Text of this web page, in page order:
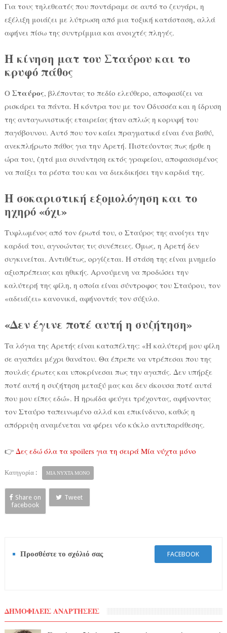
Για τους τηλεθεατές που ποντάραμε σε αυτό το ζευγάρι, η
εξέλιξη μοιάζει με λύτρωση από μια τοξική κατάσταση, αλλά
αφήνει πίσω της συντρίμμια και ανοιχτές πληγές.
Η κίνηση ματ του Σταύρου και το
κρυφό πάθος
Ο Σταύρος, βλέποντας το πεδίο ελεύθερο, αποφασίζει να
ρισκάρει τα πάντα. Η κόντρα του με τον Οδυσσέα και η ίδρυση
της ανταγωνιστικής εταιρείας ήταν απλώς η κορυφή του
παγόβουνου. Αυτό που τον καίει πραγματικά είναι ένα βαθύ,
ανεκπλήρωτο πάθος για την Αρετή. Πιστεύοντας πως ήρθε η
ώρα του, ζητά μια συνάντηση εκτός γραφείου, αποφασισμένος
να παίξει τα ρέστα του και να διεκδικήσει την καρδιά της.
Η σοκαριστική εξομολόγηση και το
ηχηρό «όχι»
Τυφλωμένος από τον έρωτά του, ο Σταύρος της ανοίγει την
καρδιά του, αγνοώντας τις συνέπειες. Όμως, η Αρετή δεν
συγκινείται. Αντιθέτως, οργίζεται. Η στάση της είναι μνημείο
αξιοπρέπειας και ηθικής. Αρνούμενη να προδώσει την
καλύτερή της φίλη, η οποία είναι σύντροφος του Σταύρου, τον
«αδειάζει» κανονικά, αφήνοντάς τον σύξυλο.
«Δεν έγινε ποτέ αυτή η συζήτηση»
Τα λόγια της Αρετής είναι καταπέλτης: «Η καλύτερή μου φίλη
σε αγαπάει μέχρι θανάτου. Θα έπρεπε να ντρέπεσαι που της
πουλάς έρωτες και υποκρίνεσαι πως την αγαπάς. Δεν υπήρξε
ποτέ αυτή η συζήτηση μεταξύ μας και δεν άκουσα ποτέ αυτά
που μου είπες εδώ». Η ηρωίδα φεύγει τρέχοντας, αφήνοντας
τον Σταύρο ταπεινωμένο αλλά και επικίνδυνο, καθώς η
απόρριψη αναμένεται να φέρει νέο κύκλο αντιπαράθεσης.
👉 Δες εδώ όλα τα spoilers για τη σειρά Μία νύχτα μόνο
Κατηγορία : ΜΙΑ ΝΥΧΤΑ ΜΟΝΟ
Share on
facebook
Tweet
Προσθέστε το σχόλιό σας FACEBOOK
ΔΗΜΟΦΙΛΕΙΣ ΑΝΑΡΤΗΣΕΙΣ